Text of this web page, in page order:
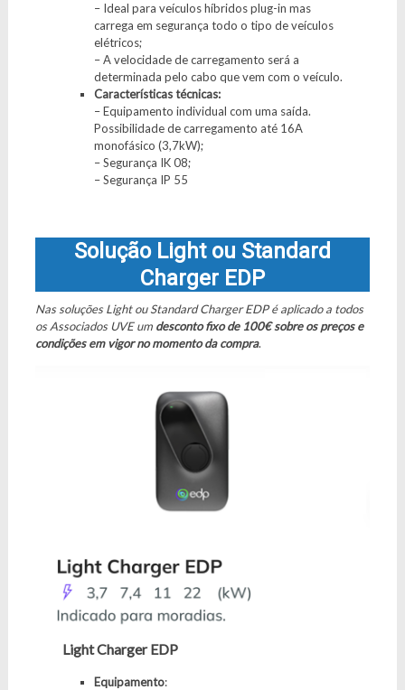
– Ideal para veículos híbridos plug-in mas
carrega em segurança todo o tipo de veículos
elétricos;
– A velocidade de carregamento será a
determinada pelo cabo que vem com o veículo.
Características técnicas:
– Equipamento individual com uma saída.
Possibilidade de carregamento até 16A
monofásico (3,7kW);
– Segurança IK 08;
– Segurança IP 55
Solução Light ou Standard
Charger EDP
Nas soluções Light ou Standard Charger EDPé aplicado a todos
os Associados UVE um desconto fixo de 100€ sobre os preços e
condições em vigor no momento da compra.
Light Charger EDP
Equipamento: